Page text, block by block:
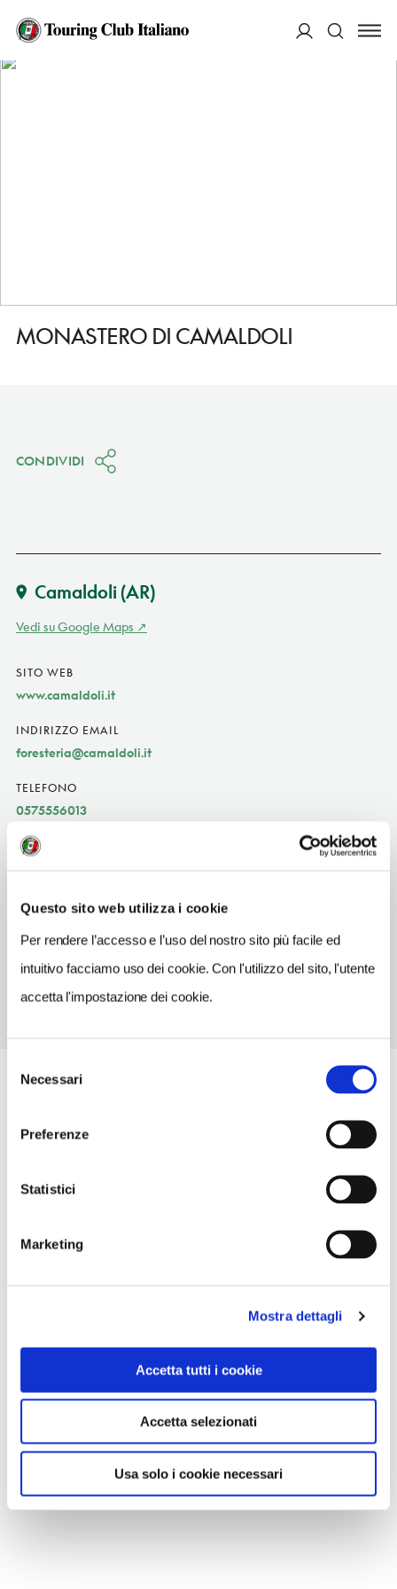
Questo sito web utilizza i cookie
Per rendere l’accesso e l’uso del nostro sito più facile ed
intuitivo facciamo uso dei cookie. Con l'utilizzo del sito, l'utente
accetta l'impostazione dei cookie.
delNecessari
Preferenze
Statistici
Marketing
Mostra dettagli
Accetta tutti i cookie
Accetta selezionati
Usa solo i cookie necessari
HOME
MONASTERO DI CAMALDOLI
MONASTERO DI CAMALDOLI
CONDIVIDI
Camaldoli(AR)
Vedi su Google Maps
SITO WEB
www.camaldoli.it
INDIRIZZO EMAIL
foresteria@camaldoli.it
TELEFONO
0575556013
ORARI DI APERTURA
ingresso gratuito